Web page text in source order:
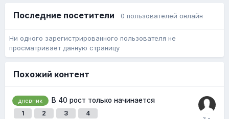
Последние посетители 0 пользователей онлайн
Ни одного зарегистрированного пользователя не
просматривает данную страницу
Похожий контент
дневник В 40 рост только начинается
1 2 3 4